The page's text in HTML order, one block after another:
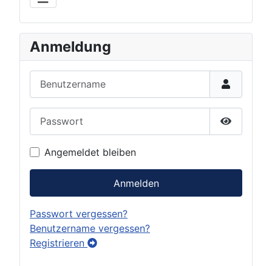
Anmeldung
Show
Angemeldet bleiben
Anmelden
Passwort vergessen?
Benutzername vergessen?
Registrieren